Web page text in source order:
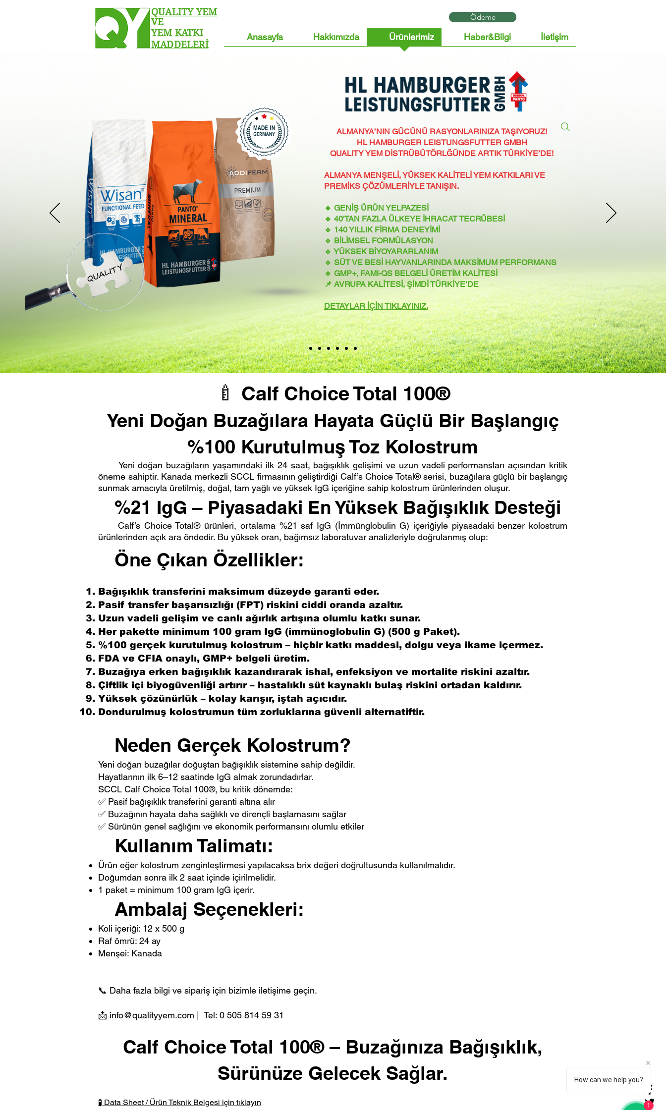
QUALITY YEM
VE
YEM KATKI
MADDELERİ
Anasayfa Hakkımızda Ürünlerimiz Haber&Bilgi İletişim
Ödeme
ALMANYA’NIN GÜCÜNÜ RASYONLARINIZA TAŞIYORUZ!
HL HAMBURGER LEISTUNGSFUTTER GMBH
QUALITY YEM DİSTRÜBÜTÖRLĞÜNDE ARTIK TÜRKİYE’DE!
ALMANYA MENŞELİ, YÜKSEK KALİTELİ YEM KATKILARI VE
PREMİKS ÇÖZÜMLERİYLE TANIŞIN.
🔹 GENİŞ ÜRÜN YELPAZESİ
🔹 40'TAN FAZLA ÜLKEYE İHRACAT TECRÜBESİ
🔹 140 YILLIK FİRMA DENEYİMİ
🔹 BİLİMSEL FORMÜLASYON
🔹 YÜKSEK BİYOYARARLANIM
🔹 SÜT VE BESİ HAYVANLARINDA MAKSİMUM PERFORMANS
🔹 GMP+, FAMI-QS BELGELİ ÜRETİM KALİTESİ
📌 AVRUPA KALİTESİ, ŞİMDİ TÜRKİYE’DE
DETAYLAR İÇİN TIKLAYINIZ.
🍼 Calf Choice Total 100®
Yeni Doğan Buzağılara Hayata Güçlü Bir Başlangıç
%100 Kurutulmuş Toz Kolostrum
Yeni doğan buzağıların yaşamındaki ilk 24 saat, bağışıklık gelişimi ve uzun vadeli performansları açısından kritik
öneme sahiptir. Kanada merkezli SCCL firmasının geliştirdiği Calf’s Choice Total® serisi, buzağılara güçlü bir başlangıç
sunmak amacıyla üretilmiş, doğal, tam yağlı ve yüksek IgG içeriğine sahip kolostrum ürünlerinden oluşur.
%21 IgG – Piyasadaki En Yüksek Bağışıklık Desteği
Calf’s Choice Total® ürünleri, ortalama %21 saf IgG (İmmünglobulin G) içeriğiyle piyasadaki benzer kolostrum
ürünlerinden açık ara öndedir. Bu yüksek oran, bağımsız laboratuvar analizleriyle doğrulanmış olup:
Öne Çıkan Özellikler:
Bağışıklık transferini maksimum düzeyde garanti eder.
Pasif transfer başarısızlığı (FPT) riskini ciddi oranda azaltır.
Uzun vadeli gelişim ve canlı ağırlık artışına olumlu katkı sunar.
Her pakette minimum 100 gram IgG (immünoglobulin G) (500 g Paket).
%100 gerçek kurutulmuş kolostrum – hiçbir katkı maddesi, dolgu veya ikame içermez.
FDA ve CFIA onaylı, GMP+ belgeli üretim.
Buzağıya erken bağışıklık kazandırarak ishal, enfeksiyon ve mortalite riskini azaltır.
Çiftlik içi biyogüvenliği artırır – hastalıklı süt kaynaklı bulaş riskini ortadan kaldırır.
Yüksek çözünürlük – kolay karışır, iştah açıcıdır.
Dondurulmuş kolostrumun tüm zorluklarına güvenli alternatiftir.
Neden Gerçek Kolostrum?
Yeni doğan buzağılar doğuştan bağışıklık sistemine sahip değildir.
Hayatlarının ilk 6–12 saatinde IgG almak zorundadırlar.
SCCL Calf Choice Total 100®, bu kritik dönemde:
✅ Pasif bağışıklık transferini garanti altına alır
✅ Buzağının hayata daha sağlıklı ve dirençli başlamasını sağlar
✅ Sürünün genel sağlığını ve ekonomik performansını olumlu etkiler
Kullanım Talimatı:
Ürün eğer kolostrum zenginleştirmesi yapılacaksa brix değeri doğrultusunda kullanılmalıdır.
Doğumdan sonra ilk 2 saat içinde içirilmelidir.
1 paket = minimum 100 gram IgG içerir.
Ambalaj Seçenekleri:
Koli içeriği: 12 x 500 g
Raf ömrü: 24 ay
Menşei: Kanada
📞 Daha fazla bilgi ve sipariş için bizimle iletişime geçin.
📩 info@qualityyem.com | Tel: 0 505 814 59 31
Calf Choice Total 100® – Buzağınıza Bağışıklık,
Sürünüze Gelecek Sağlar.
🧪 Data Sheet / Ürün Teknik Belgesi için tıklayın
How can we help you?
1